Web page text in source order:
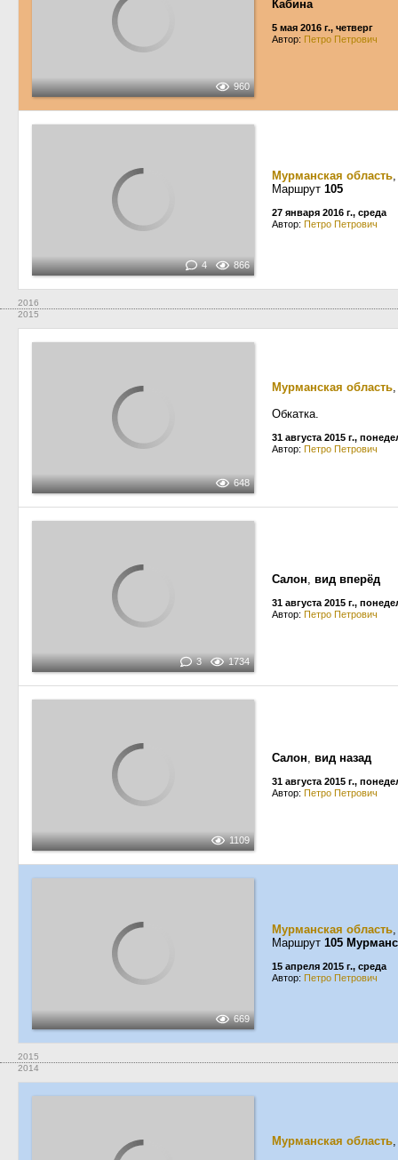
960
Кабина
5 мая 2016 г., четверг
Автор: Петро Петрович
4 866
Мурманская область
Маршрут 105
27 января 2016 г., среда
Автор: Петро Петрович
2016
2015
648
Мурманская область
Обкатка.
31 августа 2015 г.,
Автор: Петро Петрович
3 1734
Салон, вид вперёд
31 августа 2015 г.,
Автор: Петро Петрович
1109
Салон, вид назад
31 августа 2015 г.,
Автор: Петро Петрович
669
Мурманская область
Маршрут 105
15 апреля 2015 г., среда
Автор: Петро Петрович
2015
2014
Мурманская область